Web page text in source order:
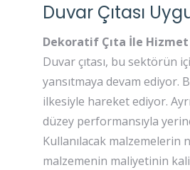
Duvar Çıtası
Dekoratif Çıta İle Hizmet
Duvar çıtası, bu sektörün
yansıtmaya devam
ilkesiyle hareket ediyor.
düzey performansıyla
Kullanılacak malzemelerin
malzemenin maliyetinin